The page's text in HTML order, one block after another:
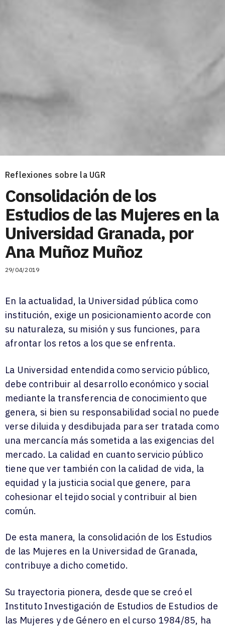
Reflexiones sobre la UGR
Consolidación de los
Estudios de las Mujeres en la
Universidad Granada, por
Ana Muñoz Muñoz
29/04/2019
En la actualidad, la Universidad pública como
institución, exige un posicionamiento acorde con
su naturaleza, su misión y sus funciones, para
afrontar los retos a los que se enfrenta.
La Universidad entendida como servicio público,
debe contribuir al desarrollo económico y social
mediante la transferencia de conocimiento que
genera, si bien su responsabilidad social no puede
verse diluida y desdibujada para ser tratada como
una mercancía más sometida a las exigencias del
mercado. La calidad en cuanto servicio público
tiene que ver también con la calidad de vida, la
equidad y la justicia social que genere, para
cohesionar el tejido social y contribuir al bien
común.
De esta manera, la consolidación de los Estudios
de las Mujeres en la Universidad de Granada,
contribuye a dicho cometido.
Su trayectoria pionera, desde que se creó el
Instituto Investigación de Estudios de Estudios de
las Mujeres y de Género en el curso 1984/85, ha